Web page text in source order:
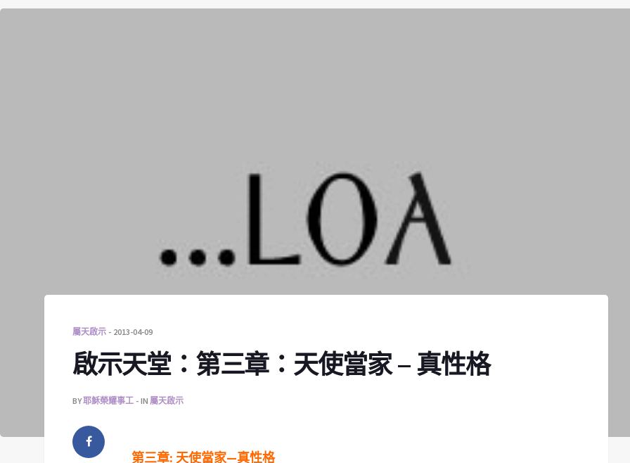
屬天啟示 2013-04-09
啟示天堂：第三章：天使當家 – 真性格
BY耶穌榮耀事工 IN 屬天啟示
第三章: 天使當家—真性格